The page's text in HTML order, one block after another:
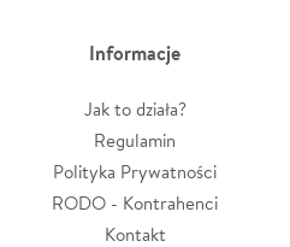
Informacje
Jak to działa?
Regulamin
Polityka Prywatności
RODO - Kontrahenci
Kontakt